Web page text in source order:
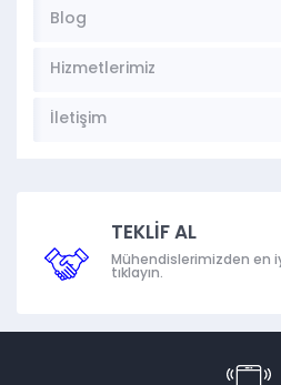
Blog
Hizmetlerimiz
İletişim
TEKLİF AL
Mühendislerimizden en
tıklayın.